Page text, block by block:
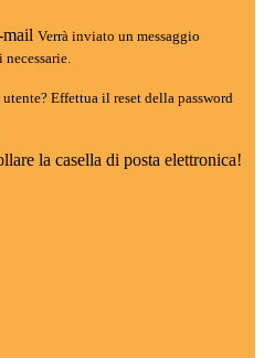
Verrà inviato un messaggio
Effettua il reset della password
la casella di posta elettronica!